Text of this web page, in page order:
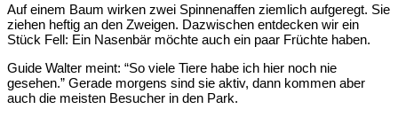
Auf einem Baum wirken zwei Spinnenaffen ziemlich aufgeregt. Sie
ziehen heftig an den Zweigen. Dazwischen entdecken wir ein
Stück Fell: Ein Nasenbär möchte auch ein paar Früchte haben.
Guide Walter meint: “So viele Tiere habe ich hier noch nie
gesehen.” Gerade morgens sind sie aktiv, dann kommen aber
auch die meisten Besucher in den Park.